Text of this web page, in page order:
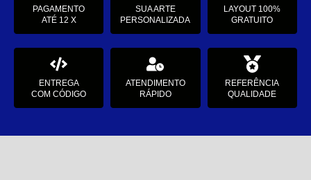
PAGAMENTO
ATÉ 12 X
SUA ARTE
PERSONALIZADA
LAYOUT 100%
GRATUITO
ENTREGA
COM CÓDIGO
ATENDIMENTO
RÁPIDO
REFERÊNCIA
QUALIDADE